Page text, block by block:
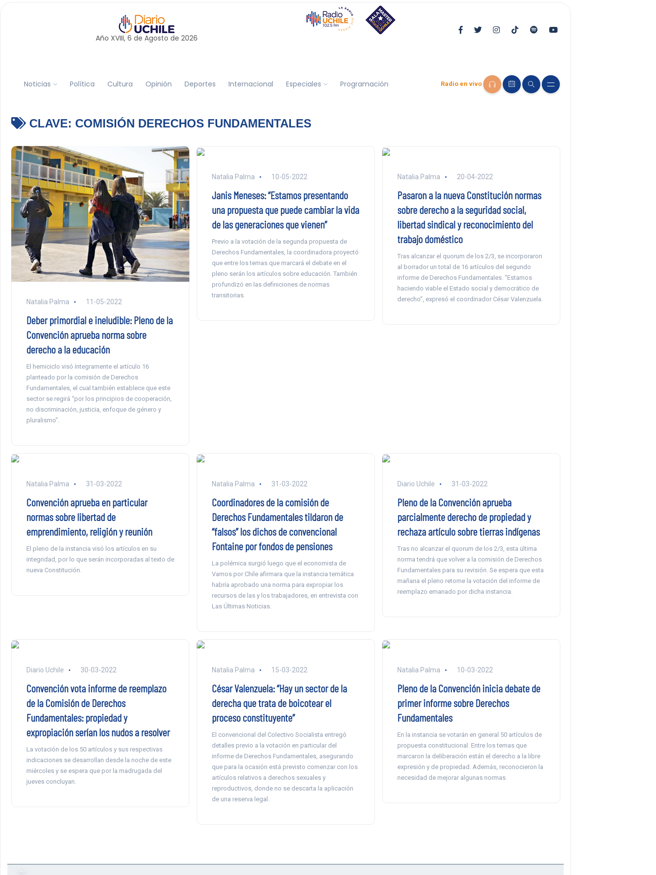
Año XVIII, 6 de Agosto de 2026
Noticias Política Cultura Opinión Deportes Internacional Especiales Programación Radio en vivo
CLAVE: COMISIÓN DERECHOS FUNDAMENTALES
Natalia Palma 11-05-2022
Deber primordial e ineludible: Pleno de la
Convención aprueba norma sobre
derecho a la educación
El hemiciclo visó íntegramente el artículo 16
planteado por la comisión de Derechos
Fundamentales, el cual también establece que este
sector se regirá “por los principios de cooperación,
no discriminación, justicia, enfoque de género y
pluralismo”.
Natalia Palma 10-05-2022
Janis Meneses: “Estamos presentando
una propuesta que puede cambiar la vida
de las generaciones que vienen”
Previo a la votación de la segunda propuesta de
Derechos Fundamentales, la coordinadora proyectó
que entre los temas que marcará el debate en el
pleno serán los artículos sobre educación. También
profundizó en las definiciones de normas
transitorias.
Natalia Palma 20-04-2022
Pasaron a la nueva Constitución normas
sobre derecho a la seguridad social,
libertad sindical y reconocimiento del
trabajo doméstico
Tras alcanzar el quorum de los 2/3, se incorporaron
al borrador un total de 16 artículos del segundo
informe de Derechos Fundamentales. “Estamos
haciendo viable el Estado social y democrático de
derecho”, expresó el coordinador César Valenzuela.
Natalia Palma 31-03-2022
Convención aprueba en particular
normas sobre libertad de
emprendimiento, religión y reunión
El pleno de la instancia visó los artículos en su
integridad, por lo que serán incorporadas al texto de
nueva Constitución.
Natalia Palma 31-03-2022
Coordinadores de la comisión de
Derechos Fundamentales tildaron de
“falsos” los dichos de convencional
Fontaine por fondos de pensiones
La polémica surgió luego que el economista de
Vamos por Chile afirmara que la instancia temática
habría aprobado una norma para expropiar los
recursos de las y los trabajadores, en entrevista con
Las Últimas Noticias.
Diario Uchile 31-03-2022
Pleno de la Convención aprueba
parcialmente derecho de propiedad y
rechaza artículo sobre tierras indígenas
Tras no alcanzar el quorum de los 2/3, esta última
norma tendrá que volver a la comisión de Derechos
Fundamentales para su revisión. Se espera que esta
mañana el pleno retome la votación del informe de
reemplazo emanado por dicha instancia.
Diario Uchile 30-03-2022
Convención vota informe de reemplazo
de la Comisión de Derechos
Fundamentales: propiedad y
expropiación serían los nudos a resolver
La votación de los 50 artículos y sus respectivas
indicaciones se desarrollan desde la noche de este
miércoles y se espera que por la madrugada del
jueves concluyan.
Natalia Palma 15-03-2022
César Valenzuela: “Hay un sector de la
derecha que trata de boicotear el
proceso constituyente”
El convencional del Colectivo Socialista entregó
detalles previo a la votación en particular del
informe de Derechos Fundamentales, asegurando
que para la ocasión está previsto comenzar con los
artículos relativos a derechos sexuales y
reproductivos, donde no se descarta la aplicación
de una reserva legal.
Natalia Palma 10-03-2022
Pleno de la Convención inicia debate de
primer informe sobre Derechos
Fundamentales
En la instancia se votarán en general 50 artículos de
propuesta constitucional. Entre los temas que
marcaron la deliberación están el derecho a la libre
expresión y de propiedad. Además, reconocieron la
necesidad de mejorar algunas normas.